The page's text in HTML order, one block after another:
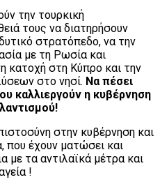
την τουρκική
τους να διατηρήσουν
στρατόπεδο, να την
με τη Ρωσία και
κατοχή στη Κύπρο και την
στο νησί. Να πέσει
καλλιεργούν η κυβέρνηση
στην κυβέρνηση και
που έχουν ματώσει και
με τα αντιλαϊκά μέτρα και
!